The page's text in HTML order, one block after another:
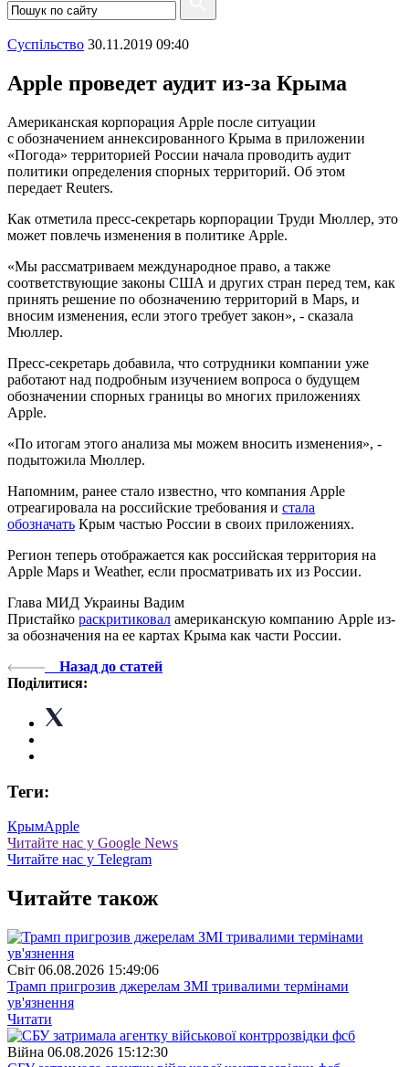
Суспiльство 30.11.2019 09:40
Apple проведет аудит из-за Крыма
Американская корпорация Apple после ситуации
с обозначением аннексированного Крыма в приложении
«Погода» территорией России начала проводить аудит
политики определения спорных территорий. Об этом
передает Reuters.
Как отметила пресс-секретарь корпорации Труди Мюллер, это
может повлечь изменения в политике Apple.
«Мы рассматриваем международное право, а также
соответствующие законы США и других стран перед тем, как
принять решение по обозначению территорий в Maps, и
вносим изменения, если этого требует закон», - сказала
Мюллер.
Пресс-секретарь добавила, что сотрудники компании уже
работают над подробным изучением вопроса о будущем
обозначении спорных границы во многих приложениях
Apple.
«По итогам этого анализа мы можем вносить изменения», -
подытожила Мюллер.
Напомним, ранее стало известно, что компания Apple
отреагировала на российские требования и стала
обозначать Крым частью России в своих приложениях.
Регион теперь отображается как российская территория на
Apple Maps и Weather, если просматривать их из России.
Глава МИД Украины Вадим
Пристайко раскритиковал американскую компанию Apple из-
за обозначения на ее картах Крыма как части России.
Назад до статей
Поділитися:
Теги:
КрымApple
Читайте нас у Google News
Читайте нас у Telegram
Читайте також
Свiт 06.08.2026 15:49:06
Трамп пригрозив джерелам ЗМІ тривалими термінами
ув'язнення
Читати
Війна 06.08.2026 15:12:30